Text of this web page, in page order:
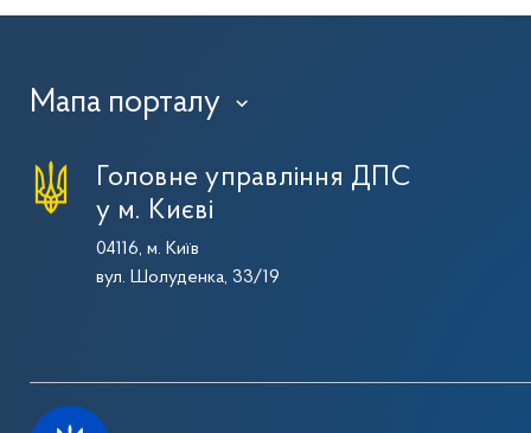
Мапа порталу ›
Головне управління ДПС
у м. Києві
04116, м. Київ
вул. Шолуденка, 33/19